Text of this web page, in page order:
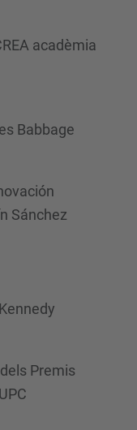
acadèmia
Babbage
Sánchez
Premis